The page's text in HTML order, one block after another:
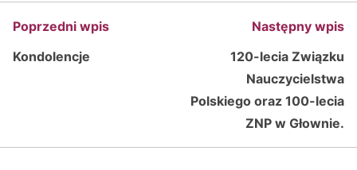
Poprzedni wpis
Kondolencje
Następny wpis
120-lecia Związku
Nauczycielstwa
Polskiego oraz 100-lecia
ZNP w Głownie.